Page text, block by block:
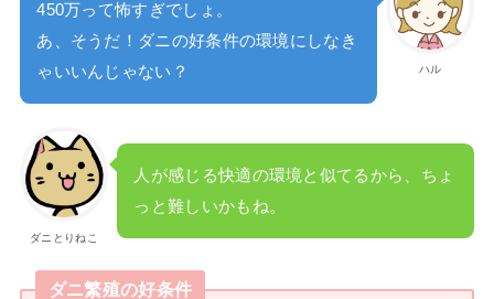
ハル
450万って怖すぎでしょ。
あ、そうだ！ダニの好条件の環境にしなき
ゃいいんじゃない？
ダニとりねこ
人が感じる快適の環境と似てるから、ちょ
っと難しいかもね。
ダニ繁殖の好条件